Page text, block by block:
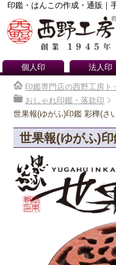
印鑑・はんこの作成・通販｜
個人印 法人印
印鑑専門店の西野工房ト
おしゃれ印鑑・落款印
世果報(ゆがふ)印鑑 彩樺(さ
世果報(ゆがふ)